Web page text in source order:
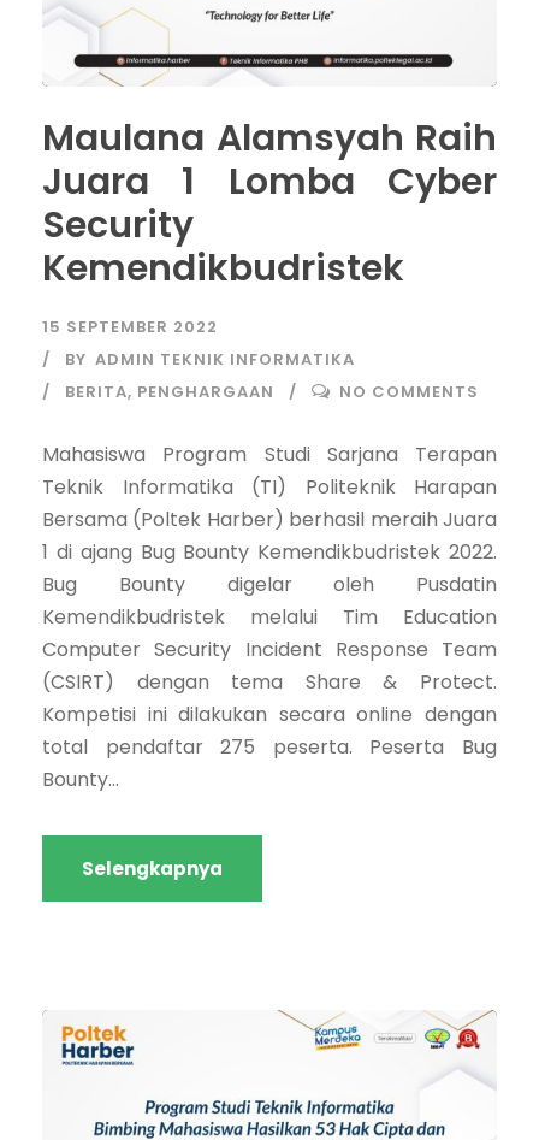
Maulana Alamsyah Raih
Juara 1 Lomba Cyber
Security
Kemendikbudristek
15 SEPTEMBER 2022
BY ADMIN TEKNIK INFORMATIKA
BERITA, PENGHARGAAN NO COMMENTS
Mahasiswa Program Studi Sarjana Terapan
Teknik Informatika (TI) Politeknik Harapan
Bersama (Poltek Harber) berhasil meraih Juara
1 di ajang Bug Bounty Kemendikbudristek 2022.
Bug Bounty digelar oleh Pusdatin
Kemendikbudristek melalui Tim Education
Computer Security Incident Response Team
(CSIRT) dengan tema Share & Protect.
Kompetisi ini dilakukan secara online dengan
total pendaftar 275 peserta. Peserta Bug
Bounty...
Selengkapnya